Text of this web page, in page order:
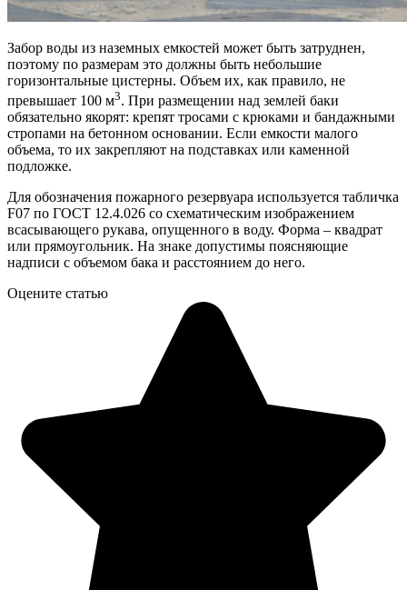
Забор воды из наземных емкостей может быть затруднен,
поэтому по размерам это должны быть небольшие
горизонтальные цистерны. Объем их, как правило, не
превышает 100 м3. При размещении над землей баки
обязательно якорят: крепят тросами с крюками и бандажными
стропами на бетонном основании. Если емкости малого
объема, то их закрепляют на подставках или каменной
подложке.
Для обозначения пожарного резервуара используется табличка
F07 по ГОСТ 12.4.026 со схематическим изображением
всасывающего рукава, опущенного в воду. Форма – квадрат
или прямоугольник. На знаке допустимы поясняющие
надписи с объемом бака и расстоянием до него.
Оцените статью